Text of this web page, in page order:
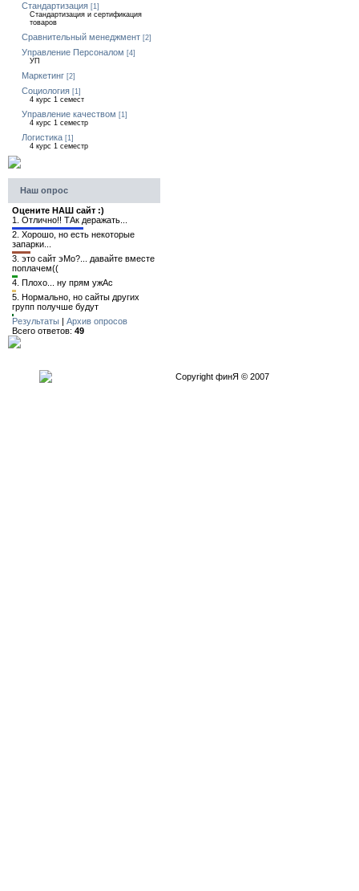
Стандартизация [1]
Стандартизация и сертификация
товаров
Сравнительный менеджмент [2]
Управление Персоналом [4]
УП
Маркетинг [2]
Социология [1]
4 курс 1 семест
Управление качеством [1]
4 курс 1 семестр
Логистика [1]
4 курс 1 семестр
Наш опрос
Оцените НАШ сайт :)
1. Отлично!! ТАк деражать...
2. Хорошо, но есть некоторые
запарки...
3. это сайт эМо?... давайте вместе
поплачем((
4. Плохо... ну прям ужАс
5. Нормально, но сайты других
групп получше будут
Результаты | Архив опросов
Всего ответов: 49
Copyright финЯ © 2007